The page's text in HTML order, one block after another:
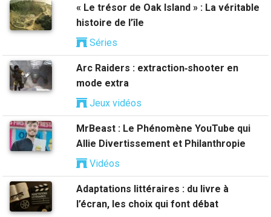
« Le trésor de Oak Island » : La véritable
histoire de l’île
Séries
Arc Raiders : extraction‑shooter en
mode extra
Jeux vidéos
MrBeast : Le Phénomène YouTube qui
Allie Divertissement et Philanthropie
Vidéos
Adaptations littéraires : du livre à
l’écran, les choix qui font débat